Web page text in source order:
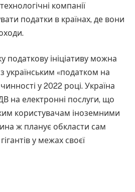
компанії
податки в країнах, де вони
податкову ініціативу можна
українським «податком на
у 2022 році. Україна
на електронні послуги, що
користувачам іноземними
ж планує обкласти сам
у межах своєї